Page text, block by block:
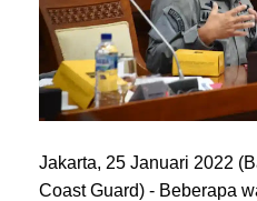
Jakarta, 25 Januari 2022
Coast Guard) - Beberapa